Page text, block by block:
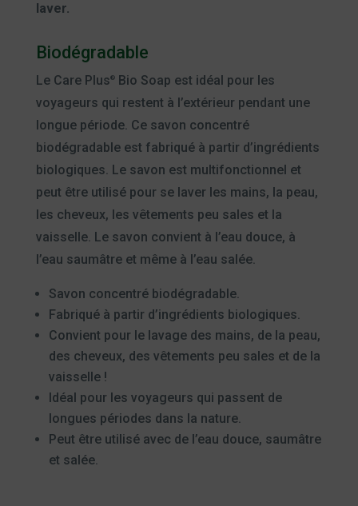
laver.
Biodégradable
Le Care Plus®Bio Soap est idéal pour les
voyageurs qui restent à l’extérieur pendant une
longue période. Ce savon concentré
biodégradable est fabriqué à partir d’ingrédients
biologiques. Le savon est multifonctionnel et
peut être utilisé pour se laver les mains, la peau,
les cheveux, les vêtements peu sales et la
vaisselle. Le savon convient à l’eau douce, à
l’eau saumâtre et même à l’eau salée.
Savon concentré biodégradable.
Fabriqué à partir d’ingrédients biologiques.
Convient pour le lavage des mains, de la peau,
des cheveux, des vêtements peu sales et de la
vaisselle !
Idéal pour les voyageurs qui passent de
longues périodes dans la nature.
Peut être utilisé avec de l’eau douce, saumâtre
et salée.